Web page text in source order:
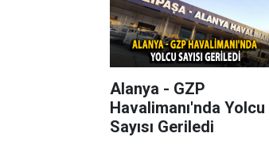
Alanya - GZP
Havalimanı'nda Yolcu
Sayısı Geriledi